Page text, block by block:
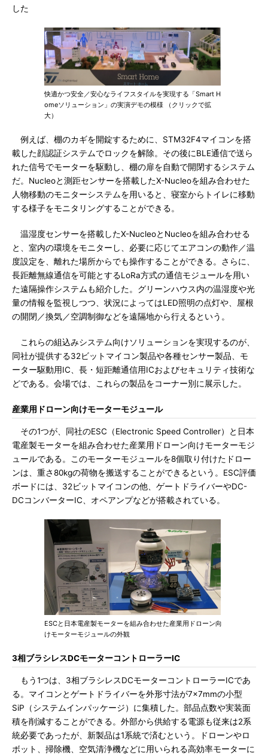
した
快適かつ安全／安心なライフスタイルを実現する「Smart H
omeソリューション」の実演デモの模様 （クリックで拡
大）
例えば、棚のカギを開錠するために、STM32F4マイコンを搭
載した顔認証システムでロックを解除。その後にBLE通信で送ら
れた信号でモーターを駆動し、棚の扉を自動で開閉するシステム
だ。Nucleoと測距センサーを搭載したX-Nucleoを組み合わせた
人物移動のモニターシステムを用いると、寝室からトイレに移動
する様子をモニタリングすることができる。
温湿度センサーを搭載したX-NucleoとNucleoを組み合わせる
と、室内の環境をモニターし、必要に応じてエアコンの動作／温
度設定を、離れた場所からでも操作することができる。さらに、
長距離無線通信を可能とするLoRa方式の通信モジュールを用い
た遠隔操作システムも紹介した。グリーンハウス内の温湿度や光
量の情報を監視しつつ、状況によってはLED照明の点灯や、屋根
の開閉／換気／空調制御などを遠隔地から行えるという。
これらの組込みシステム向けソリューションを実現するのが、
同社が提供する32ビットマイコン製品や各種センサー製品、モ
ーター駆動用IC、長・短距離通信用ICおよびセキュリティ技術な
どである。会場では、これらの製品をコーナー別に展示した。
産業用ドローン向けモーターモジュール
その1つが、同社のESC（Electronic Speed Controller）と日本
電産製モーターを組み合わせた産業用ドローン向けモーターモジ
ュールである。このモーターモジュールを8個取り付けたドロー
ンは、重さ80kgの荷物を搬送することができるという。ESC評価
ボードには、32ビットマイコンの他、ゲートドライバーやDC-
DCコンバーターIC、オペアンプなどが搭載されている。
ESCと日本電産製モーターを組み合わせた産業用ドローン向
けモーターモジュールの外観
3相ブラシレスDCモーターコントローラーIC
もう1つは、3相ブラシレスDCモーターコントローラーICであ
る。マイコンとゲートドライバーを外形寸法が7×7mmの小型
SiP（システムインパッケージ）に集積した。部品点数や実装面
積を削減することができる。外部から供給する電源も従来は2系
統必要であったが、新製品は1系統で済むという。ドローンやロ
ボット、掃除機、空気清浄機などに用いられる高効率モーターに